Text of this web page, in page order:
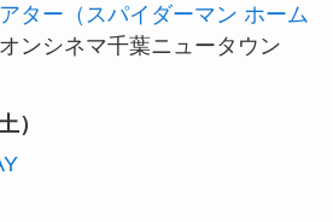
ター（スパイダーマン ホーム
ンシネマ千葉ニュータウン
）